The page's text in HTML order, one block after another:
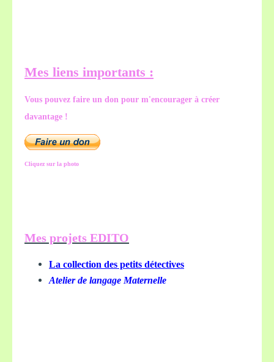
Mes liens importants :
Vous pouvez faire un don pour m'encourager à créer
davantage !
Cliquez sur la photo
Mes projets EDITO
La collection des petits détectives
Atelier de langage Maternelle